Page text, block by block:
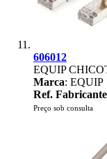
606012
EQUIP
Marca: EQUIP
Ref. Fabricante
Preço sob consulta